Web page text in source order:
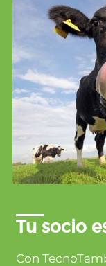
Tu socio
Con